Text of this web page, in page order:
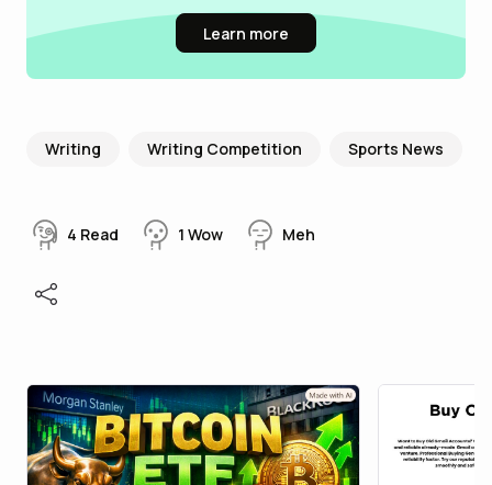
Learn more
Writing Writing Competition Sports News
4 Read 1 Wow Meh